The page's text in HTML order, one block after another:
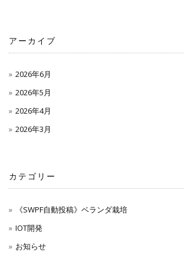
アーカイブ
2026年6月
2026年5月
2026年4月
2026年3月
カテゴリー
《SWPF自動投稿》ベランダ栽培
IOT開発
お知らせ